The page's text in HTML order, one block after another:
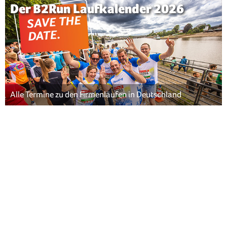
Der B2Run Laufkalender 2026
Alle Termine zu den Firmenläufen in Deutschland